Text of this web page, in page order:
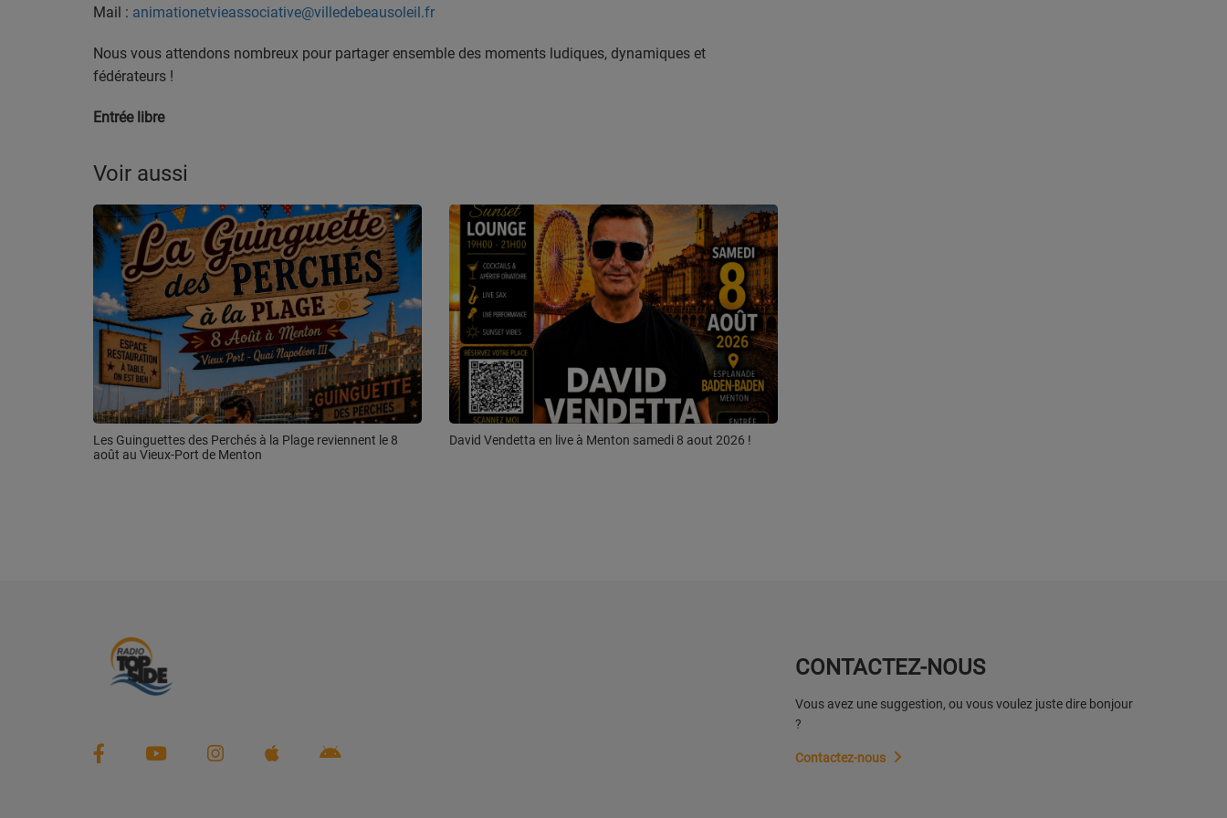
Mail : animationetvieassociative@villedebeausoleil.fr
Nous vous attendons nombreux pour partager ensemble des moments ludiques, dynamiques et
fédérateurs !
Entrée libre
Voir aussi
Les Guinguettes des Perchés à la Plage reviennent le 8
août au Vieux-Port de Menton
David Vendetta en live à Menton samedi 8 aout 2026 !
CONTACTEZ-NOUS
Vous avez une suggestion, ou vous voulez juste dire bonjour
?
Contactez-nous